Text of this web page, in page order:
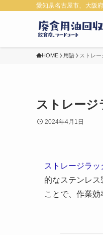
愛知県名古屋市、大阪
HOME 用語 ストレー
ストレージ
2024年4月1日
ストレージラッ
的なステンレ
ことで、作業効